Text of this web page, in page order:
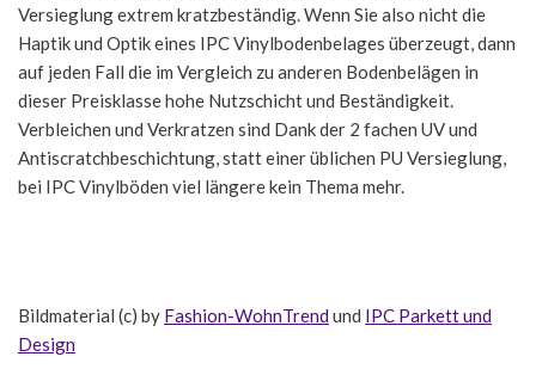
Versieglung extrem kratzbeständig. Wenn Sie also nicht die
Haptik und Optik eines IPC Vinylbodenbelages überzeugt, dann
auf jeden Fall die im Vergleich zu anderen Bodenbelägen in
dieser Preisklasse hohe Nutzschicht und Beständigkeit.
Verbleichen und Verkratzen sind Dank der 2 fachen UV und
Antiscratchbeschichtung, statt einer üblichen PU Versieglung,
bei IPC Vinylböden viel längere kein Thema mehr.
Bildmaterial (c) by Fashion-WohnTrend und IPC Parkett und
Design